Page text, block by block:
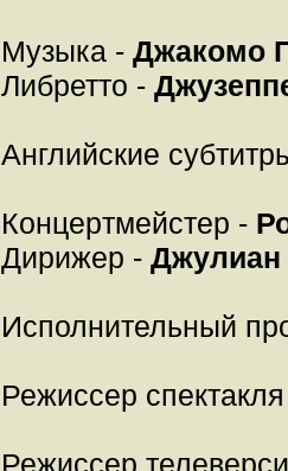
Музыка - Джакомо
Либpетто -
Английские
Концеpтмейстеp -
Дирижер -
Исполнительный
Режиссер
Режиссер